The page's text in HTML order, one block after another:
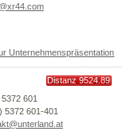
Unternehmenspräsentation
Distanz 9524.89
601
5372 601-401